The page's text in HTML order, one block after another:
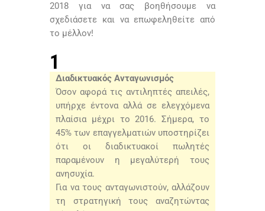
2018 για να σας βοηθήσουμε να
σχεδιάσετε και να επωφεληθείτε από
το μέλλον!
1
Διαδικτυακός Ανταγωνισμός
Όσον αφορά τις αντιληπτές απειλές,
υπήρχε έντονα αλλά σε ελεγχόμενα
πλαίσια μέχρι το 2016. Σήμερα, το
45% των επαγγελματιών υποστηρίζει
ότι οι διαδικτυακοί πωλητές
παραμένουν η μεγαλύτερή τους
ανησυχία.
Για να τους ανταγωνιστούν, αλλάζουν
τη στρατηγική τους αναζητώντας